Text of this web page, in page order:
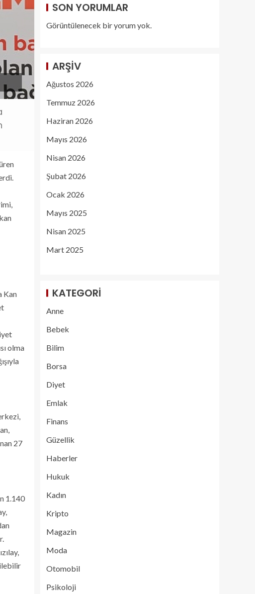
Kan
olma
27
1.140
SON YORUMLAR
Görüntülenecek bir yorum yok.
ARŞIV
Ağustos 2026
Temmuz 2026
Haziran 2026
Mayıs 2026
Nisan 2026
Şubat 2026
Ocak 2026
Mayıs 2025
Nisan 2025
Mart 2025
KATEGORI
Anne
Bebek
Bilim
Borsa
Diyet
Emlak
Finans
Güzellik
Haberler
Hukuk
Kadın
Kripto
Magazin
Moda
Otomobil
Psikoloji